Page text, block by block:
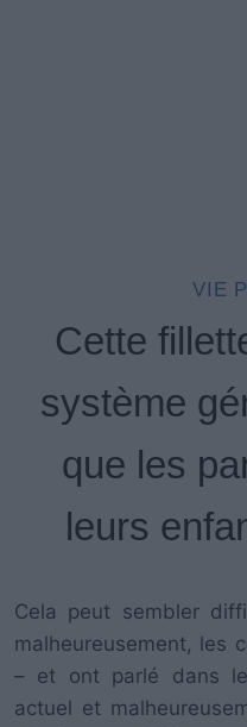
VIE
Cette
système
que les
leurs
Cela peut sembler
malheureusement, les
– et ont parlé dans le
actuel et